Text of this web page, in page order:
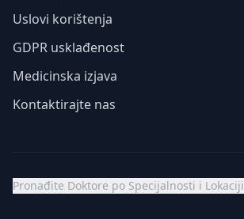
Uslovi korištenja
GDPR usklađenost
Medicinska izjava
Kontaktirajte nas
Pronađite Doktore po Specijalnosti i Lokaciji